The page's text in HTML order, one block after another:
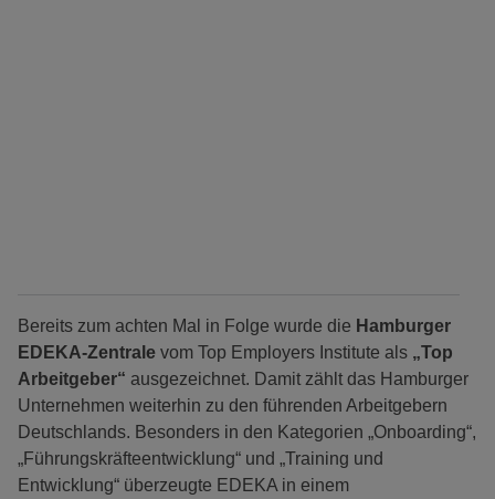
Bereits zum achten Mal in Folge wurde die Hamburger
EDEKA-Zentrale vom Top Employers Institute als „Top
Arbeitgeber“ ausgezeich­net. Damit zählt das Hamburger
Unternehmen weiterhin zu den führenden Arbeitgebern
Deutschlands. Besonders in den Kategorien „Onboarding“,
„Führungskräfteentwicklung“ und „Training und
Entwicklung“ überzeugte EDEKA in einem